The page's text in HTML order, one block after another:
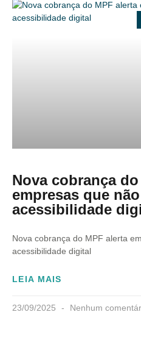
Nova cobrança
empresas que
acessibilidade
Nova cobrança do MPF alerta
acessibilidade digital
LEIA MAIS
23/09/2025 Nenhum